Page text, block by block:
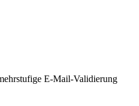
E‑Mail‑Validierung